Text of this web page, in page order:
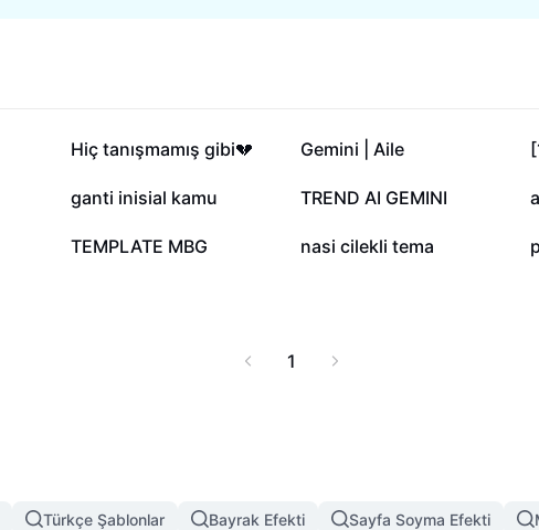
77,1 B
Hiç tanışmamış gibi💔 58,2 B
Gemini | Aile
9,4 B
ganti inisial kamu 3,7 B
TREND AI GEMINI
6
TEMPLATE MBG 5
nasi cilekli tema
1
Türkçe Şablonlar Bayrak Efekti Sayfa Soyma Efekti